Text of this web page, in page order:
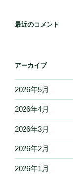
最近のコメント
アーカイブ
2026年5月
2026年4月
2026年3月
2026年2月
2026年1月